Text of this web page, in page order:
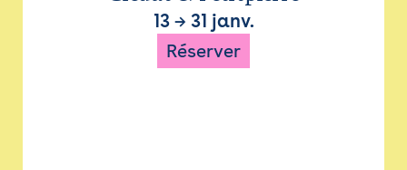
13→ 31 janv.
Réserver